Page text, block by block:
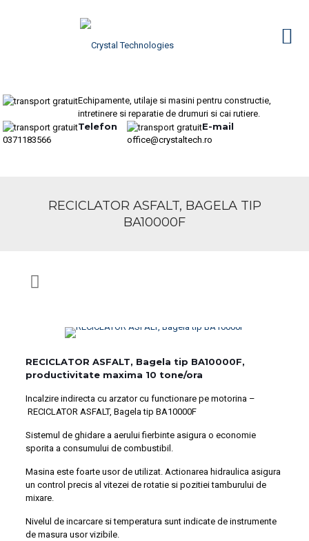
Echipamente, utilaje si masini pentru constructie,
intretinere si reparatie de drumuri si cai rutiere.
Telefon
0371183566
E-mail
office@crystaltech.ro
RECICLATOR ASFALT, BAGELA TIP
BA10000F
RECICLATOR ASFALT, Bagela tip BA10000F,
productivitate maxima 10 tone/ora
Incalzire indirecta cu arzator cu functionare pe motorina –
RECICLATOR ASFALT, Bagela tip BA10000F
Sistemul de ghidare a aerului fierbinte asigura o economie
sporita a consumului de combustibil.
Masina este foarte usor de utilizat. Actionarea hidraulica asigura
un control precis al vitezei de rotatie si pozitiei tamburului de
mixare.
Nivelul de incarcare si temperatura sunt indicate de instrumente
de masura usor vizibile.